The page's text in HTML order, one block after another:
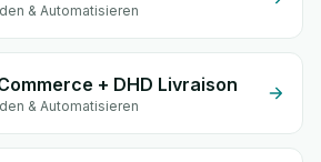
& Automatisieren
+ DHD Livraison
& Automatisieren